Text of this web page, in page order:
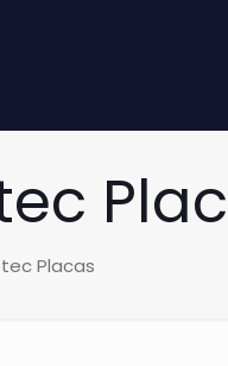
Placas